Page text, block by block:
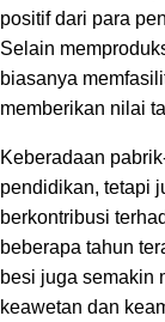
positif dari para
Selain
biasanya
memberikan nilai
Keberadaan
pendidikan, tetapi
berkontribusi
beberapa tahun
besi juga semakin
keawetan dan